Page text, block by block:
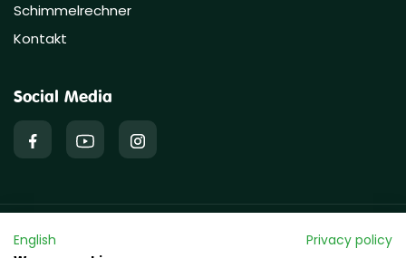
Schimmelrechner
Kontakt
Social Media
English
Privacy policy